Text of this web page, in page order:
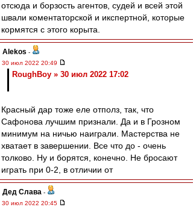
отсюда и борзость агентов, судей и всей этой
швали коментаторской и икспертной, которые
кормятся с этого корыта.
Alekos -
30 июл 2022 20:49
RoughBoy » 30 июл 2022 17:02
Красный дар тоже еле отполз, так, что
Сафонова лучшим признали. Да и в Грозном
минимум на ничью наиграли. Мастерства не
хватает в завершении. Все что до - очень
толково. Ну и борятся, конечно. Не бросают
играть при 0-2, в отличии от
Дед Слава -
30 июл 2022 20:45